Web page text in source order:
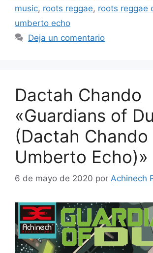
music, roots reggae, roots reggae
umberto echo
Deja un comentario
Dactah Chando
«Guardians of
(Dactah Chando
Umberto Echo)»
6 de mayo de 2020 por Achinech